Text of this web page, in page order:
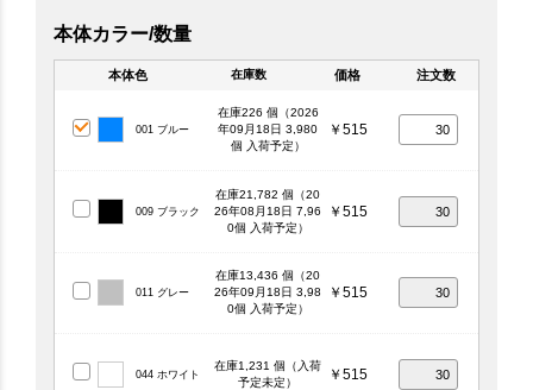
本体カラー/数量
本体色 在庫数 価格 注文数
001 ブルー
在庫226 個（2026
年09月18日 3,980
個 入荷予定）
￥515
009 ブラック
在庫21,782 個（20
26年08月18日 7,96
0個 入荷予定）
￥515
011 グレー
在庫13,436 個（20
26年09月18日 3,98
0個 入荷予定）
￥515
044 ホワイト
在庫1,231 個（入荷
予定未定）
￥515